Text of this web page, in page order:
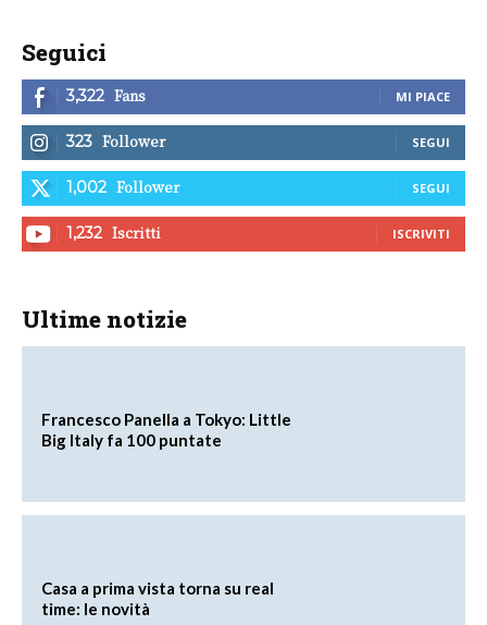
Seguici
3,322 Fans MI PIACE
323 Follower SEGUI
1,002 Follower SEGUI
1,232 Iscritti ISCRIVITI
Ultime notizie
Francesco Panella a Tokyo: Little
Big Italy fa 100 puntate
Casa a prima vista torna su real
time: le novità